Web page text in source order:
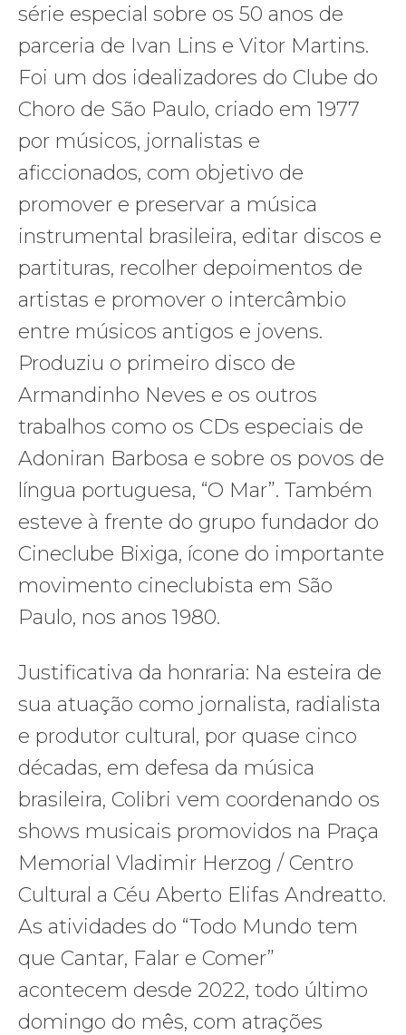
série especial sobre os 50 anos de
parceria de Ivan Lins e Vitor Martins.
Foi um dos idealizadores do Clube do
Choro de São Paulo, criado em 1977
por músicos, jornalistas e
aficcionados, com objetivo de
promover e preservar a música
instrumental brasileira, editar discos e
partituras, recolher depoimentos de
artistas e promover o intercâmbio
entre músicos antigos e jovens.
Produziu o primeiro disco de
Armandinho Neves e os outros
trabalhos como os CDs especiais de
Adoniran Barbosa e sobre os povos de
língua portuguesa, “O Mar”. Também
esteve à frente do grupo fundador do
Cineclube Bixiga, ícone do importante
movimento cineclubista em São
Paulo, nos anos 1980.
Justificativa da honraria: Na esteira de
sua atuação como jornalista, radialista
e produtor cultural, por quase cinco
décadas, em defesa da música
brasileira, Colibri vem coordenando os
shows musicais promovidos na Praça
Memorial Vladimir Herzog / Centro
Cultural a Céu Aberto Elifas Andreatto.
As atividades do “Todo Mundo tem
que Cantar, Falar e Comer”
acontecem desde 2022, todo último
domingo do mês, com atrações